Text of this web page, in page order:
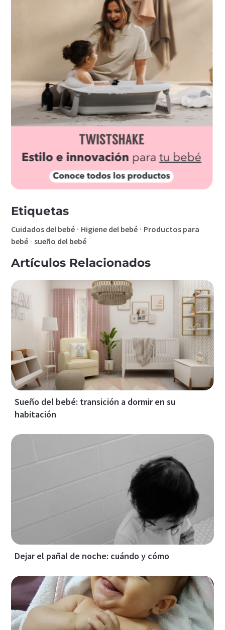
Etiquetas
Cuidados del bebé · Higiene del bebé · Productos para
bebé ·sueño del bebé
Artículos Relacionados
Sueño del bebé: transición a dormir en su
habitación
Dejar el pañal de noche: cuándo y cómo